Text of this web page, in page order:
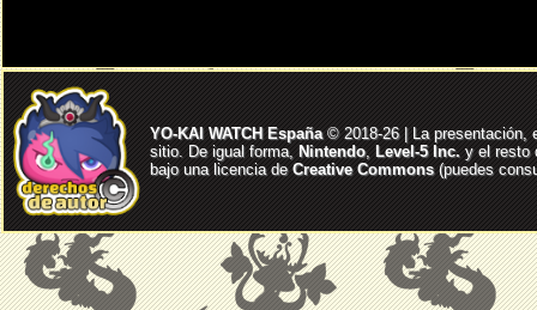
YO-KAI WATCH España© 2018-26 | La presentación,
sitio. De igual forma, Nintendo, Level-5 Inc. y el resto
bajo una licencia deCreative Commons(puedes